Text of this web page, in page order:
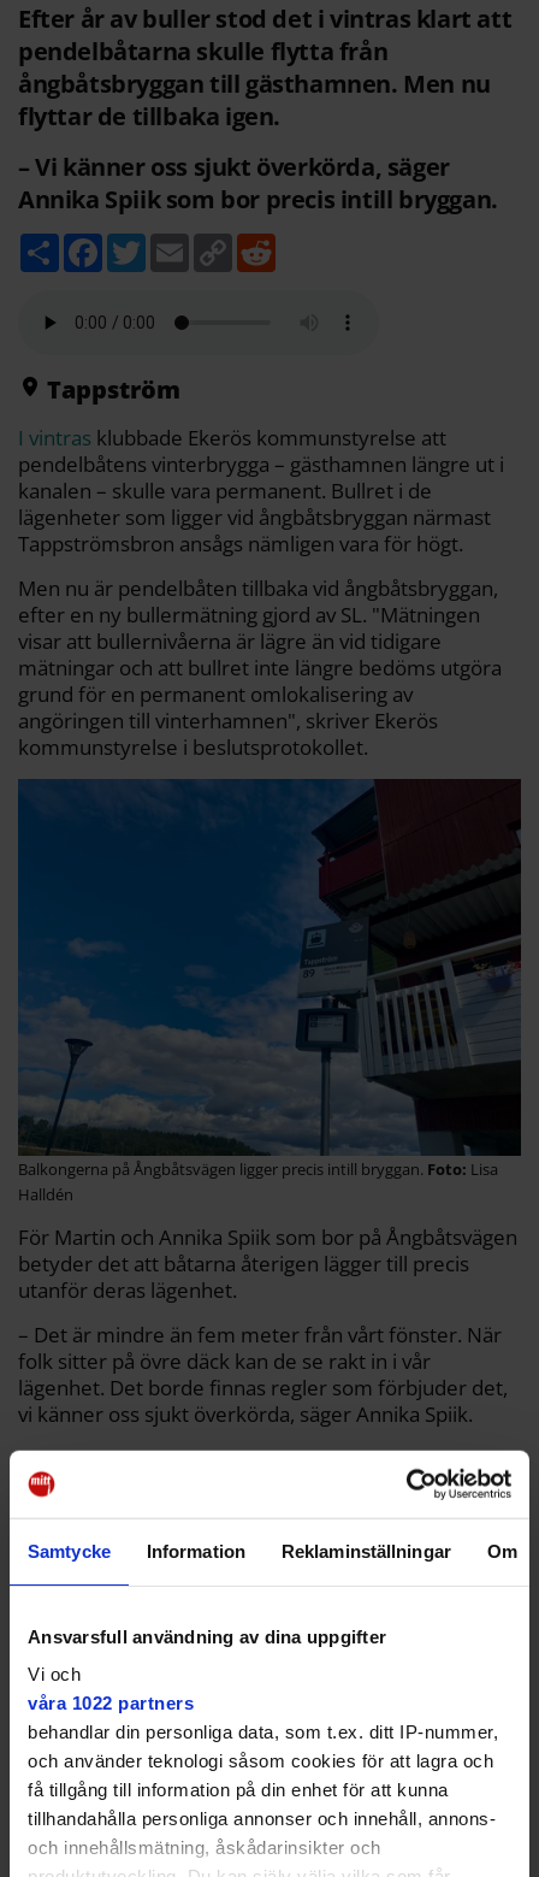
Samtycke Information Reklaminställningar Om
Ansvarsfull användning av dina uppgifter
Vi och
våra 1022 partners
behandlar din personliga data, som t.ex. ditt IP-nummer,
och använder teknologi såsom cookies för att lagra och
få tillgång till information på din enhet för att kunna
tillhandahålla personliga annonser och innehåll, annons-
och innehållsmätning, åskådarinsikter och
Efter år av buller stod det i vintras klart att
pendelbåtarna skulle flytta från
ångbåtsbryggan till gästhamnen. Men nu
flyttar de tillbaka igen.
– Vi känner oss sjukt överkörda, säger
Annika Spiik som bor precis intill bryggan.
D
e
F
c
b
T
w
t
E
m
a
C
o
p
Tappström
I vintras klubbade Ekerös kommunstyrelse att
pendelbåtens vinterbrygga – gästhamnen längre ut i
kanalen – skulle vara permanent. Bullret i de
lägenheter som ligger vid ångbåtsbryggan närmast
Tappströmsbron ansågs nämligen vara för högt.
Men nu är pendelbåten tillbaka vid ångbåtsbryggan,
efter en ny bullermätning gjord av SL. "Mätningen
visar att bullernivåerna är lägre än vid tidigare
mätningar och att bullret inte längre bedöms utgöra
grund för en permanent omlokalisering av
angöringen till vinterhamnen", skriver Ekerös
kommunstyrelse i beslutsprotokollet.
Balkongerna på Ångbåtsvägen ligger precis intill bryggan.
Lisa
Halldén
För Martin och Annika Spiik som bor på Ångbåtsvägen
betyder det att båtarna återigen lägger till precis
utanför deras lägenhet.
– Det är mindre än fem meter från vårt fönster. När
folk sitter på övre däck kan de se rakt in i vår
lägenhet. Det borde finnas regler som förbjuder det,
vi känner oss sjukt överkörda, säger Annika Spiik.
Protesterat sedan 2019
De har sedan 2019 protesterat mot bullret och
vibrationerna från båtarna och tvivlar på att den nya
bullerutredningen ger en rättvis bild.
Det är inte vi som skapar
kaoset.
– Det räcker inte att mäta ljudet från motorerna utan
alla störningar sammantagna, som skramlet från
landgången och ljudet från propellrar. Man behöver